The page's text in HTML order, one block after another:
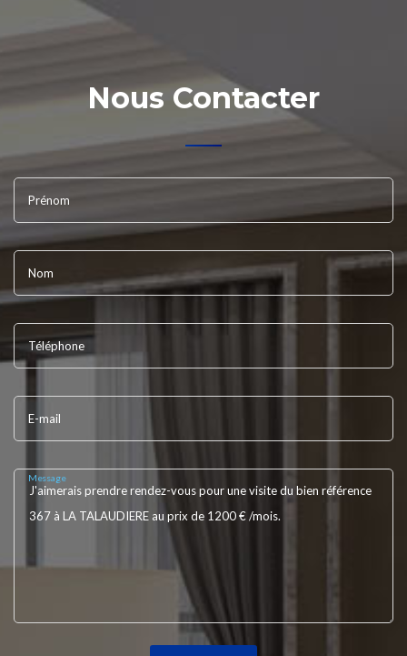
Nous Contacter
Prénom
Nom
Téléphone
E-mail
Message